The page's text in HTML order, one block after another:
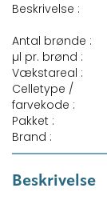
Beskrivelse :
Antal brønde :
µl pr. brønd :
Vækstareal :
Celletype /
farvekode :
Pakket :
Brand :
Beskrivelse